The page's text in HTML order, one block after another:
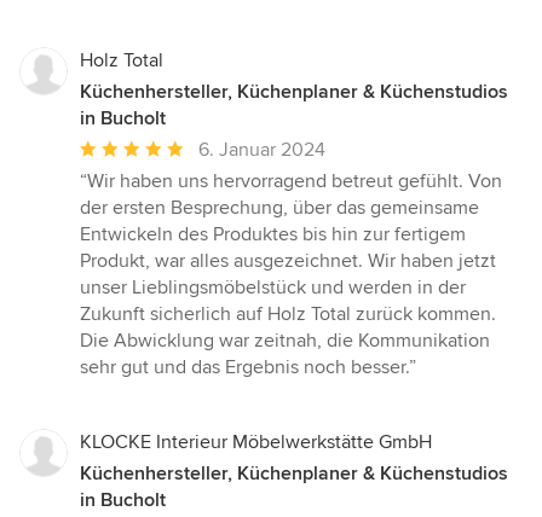
Holz Total
Küchenhersteller, Küchenplaner & Küchenstudios
in Bucholt
Durchschnittliche
Bewertung:
5
von
5
Sternen
6. Januar 2024
“Wir haben uns hervorragend betreut gefühlt. Von
der ersten Besprechung, über das gemeinsame
Entwickeln des Produktes bis hin zur fertigem
Produkt, war alles ausgezeichnet. Wir haben jetzt
unser Lieblingsmöbelstück und werden in der
Zukunft sicherlich auf Holz Total zurück kommen.
Die Abwicklung war zeitnah, die Kommunikation
sehr gut und das Ergebnis noch besser.”
KLOCKE Interieur Möbelwerkstätte GmbH
Küchenhersteller, Küchenplaner & Küchenstudios
in Bucholt